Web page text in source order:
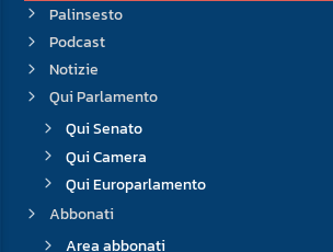
Palinsesto
Podcast
Notizie
Qui Parlamento
Qui Senato
Qui Camera
Qui Europarlamento
Abbonati
Area abbonati